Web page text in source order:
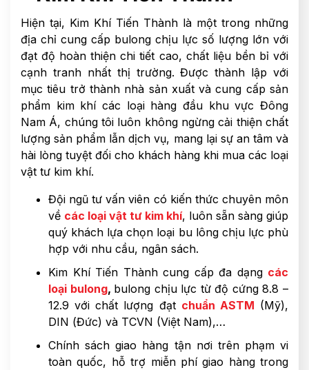
Hiện tại, Kim Khí Tiến Thành là một trong những
địa chỉ cung cấp bulong chịu lực số lượng lớn với
đạt độ hoàn thiện chi tiết cao, chất liệu bền bỉ với
cạnh tranh nhất thị trường. Được thành lập với
mục tiêu trở thành nhà sản xuất và cung cấp sản
phẩm kim khí các loại hàng đầu khu vực Đông
Nam Á, chúng tôi luôn không ngừng cải thiện chất
lượng sản phẩm lẫn dịch vụ, mang lại sự an tâm và
hài lòng tuyệt đối cho khách hàng khi mua các loại
vật tư kim khí.
Đội ngũ tư vấn viên có kiến thức chuyên môn
về các loại vật tư kim khí, luôn sẵn sàng giúp
quý khách lựa chọn loại bu lông chịu lực phù
hợp với nhu cầu, ngân sách.
Kim Khí Tiến Thành cung cấp đa dạng các
loại bulong, bulong chịu lực từ độ cứng 8.8 –
12.9 với chất lượng đạt chuẩn ASTM (Mỹ),
DIN (Đức) và TCVN (Việt Nam),…
Chính sách giao hàng tận nơi trên phạm vi
toàn quốc, hỗ trợ miễn phí giao hàng trong